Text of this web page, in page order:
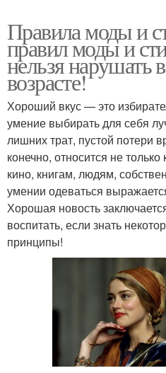
Правила моды и
правил моды и
нельзя нарушать
возрасте!
Хороший вкус — это
умение выбирать для себя
лишних трат, пустой потери
конечно, относится не
кино, книгам, людям,
умении одеваться
Хорошая новость
воспитать, если знать
принципы!